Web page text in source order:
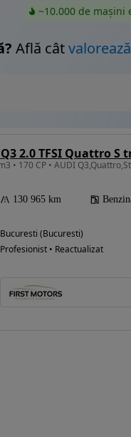
~10.000 de mașini
Află câtvalorează
2.0 TFSI Quattro S
• 170 CP • AUDI
130 965 km
Bucuresti (Bucuresti)
Profesionist • Reactualizat